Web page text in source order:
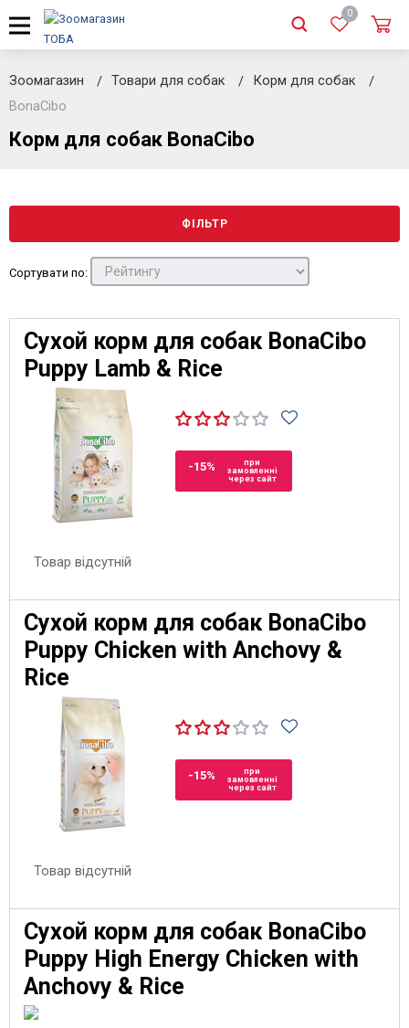
0
Зоомагазин Товари для собак
Корм для собак
BonaCibo
Корм для собак BonaCibo
ФІЛЬТР
Сортувати по:
Сухой корм для собак BonaCibo
Puppy Lamb & Rice
-15%
при
замовленні
через сайт
Товар відсутній
Сухой корм для собак BonaCibo
Puppy Chicken with Anchovy &
Rice
-15%
при
замовленні
через сайт
Товар відсутній
Сухой корм для собак BonaCibo
Puppy High Energy Chicken with
Anchovy & Rice